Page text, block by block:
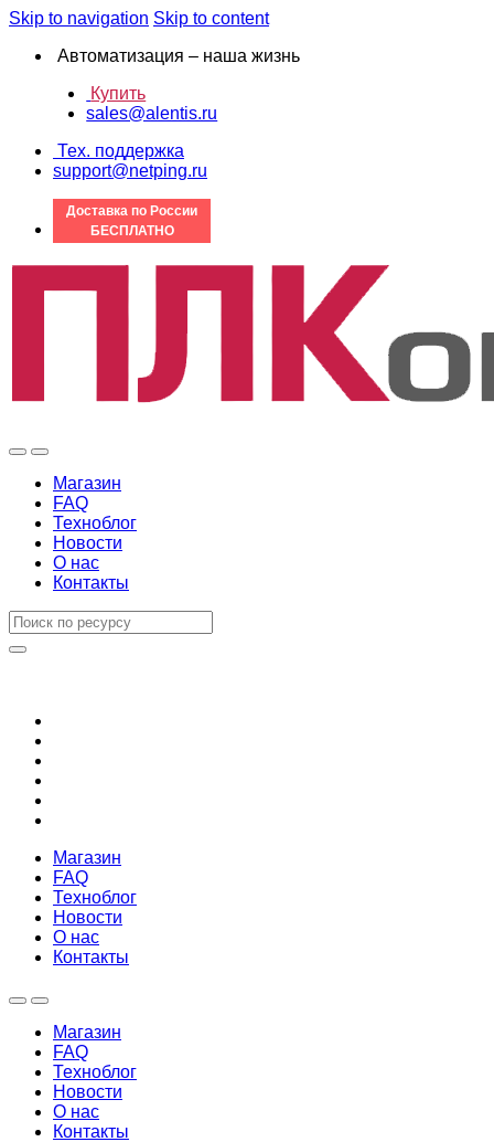
Skip to navigation Skip to content
Автоматизация – наша жизнь
Купить
sales@alentis.ru
Тех. поддержка
support@netping.ru
Доставка по России
БЕСПЛАТНО
Магазин
FAQ
Техноблог
Новости
О нас
Контакты
Магазин
FAQ
Техноблог
Новости
О нас
Контакты
Магазин
FAQ
Техноблог
Новости
О нас
Контакты